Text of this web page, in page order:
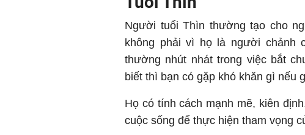
Người tuổi Thìn thường tạo cho
không phải vì họ là người chảnh
thường nhút nhát trong việc bắt
biết thì bạn có gặp khó khăn gì nếu
Họ có tính cách mạnh mẽ, kiên
cuộc sống để thực hiện tham vọng